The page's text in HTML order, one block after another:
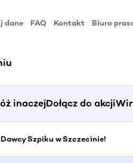
dane FAQ Kontakt Biuro
inaczejDołącz do akcji
Szpiku w Szczecinie!